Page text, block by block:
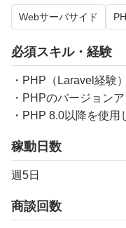
Webサーバサイド
必須スキル・経験
・PHP（Laravel経験
・PHPのバージョン
・PHP 8.0以降を使用
稼動日数
週5日
商談回数